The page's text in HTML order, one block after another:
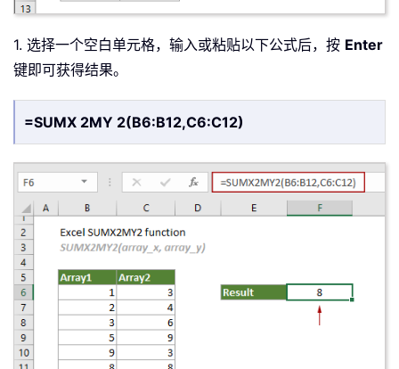
1. 选择一个空白单元格，输入或粘贴以下公式后，按 Enter
键即可获得结果。
=SUMX 2MY 2(B6:B12,C6:C12)